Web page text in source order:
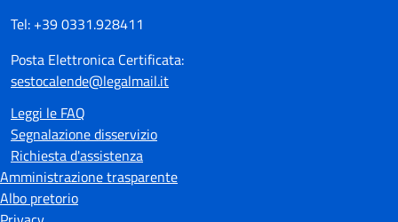
Tel: +39 0331.928411
Posta Elettronica Certificata:
sestocalende@legalmail.it
Leggi le FAQ
Segnalazione disservizio
Richiesta d'assistenza
Amministrazione trasparente
Albo pretorio